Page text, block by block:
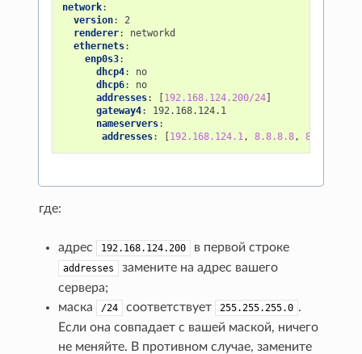
network:
version:
2
renderer:
networkd
ethernets:
enp0s3:
dhcp4:
no
dhcp6:
no
addresses: [192.168.124.200/24]
gateway4:
192.168.124.1
nameservers:
addresses: [192.168.124.1, 8.8.8.8, 8.8.4.4
где:
адрес 192.168.124.200 в первой строке
addresses
замените на адрес вашего
сервера;
маска
/24 соответствует 255.255.255.0 .
Если она совпадает с вашей маской, ничего
не меняйте. В противном случае, замените